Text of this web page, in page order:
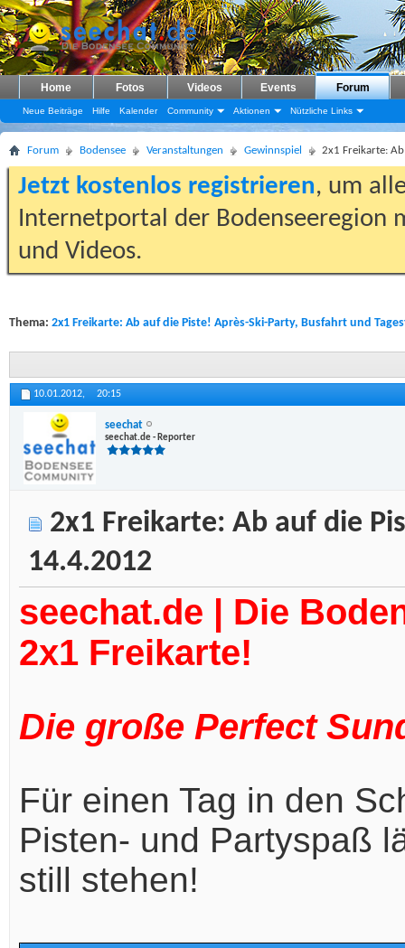
Home Fotos Videos Events Forum
Neue Beiträge Hilfe Kalender Community Aktionen Nützliche Links
Forum Bodensee Veranstaltungen Gewinnspiel 2x1 Freikarte:
Jetzt kostenlos registrieren, um
Internetportal der Bodenseeregion
und Videos.
Thema: 2x1 Freikarte: Ab auf die Piste! Après-Ski-Party, Busfahrt und
10.01.2012, 20:15
seechat
seechat.de - Reporter
2x1 Freikarte: Ab auf die
14.4.2012
seechat.de | Die
2x1 Freikarte!
Die große Perfect
Für einen Tag in den
Pisten- und Partyspaß
still stehen!